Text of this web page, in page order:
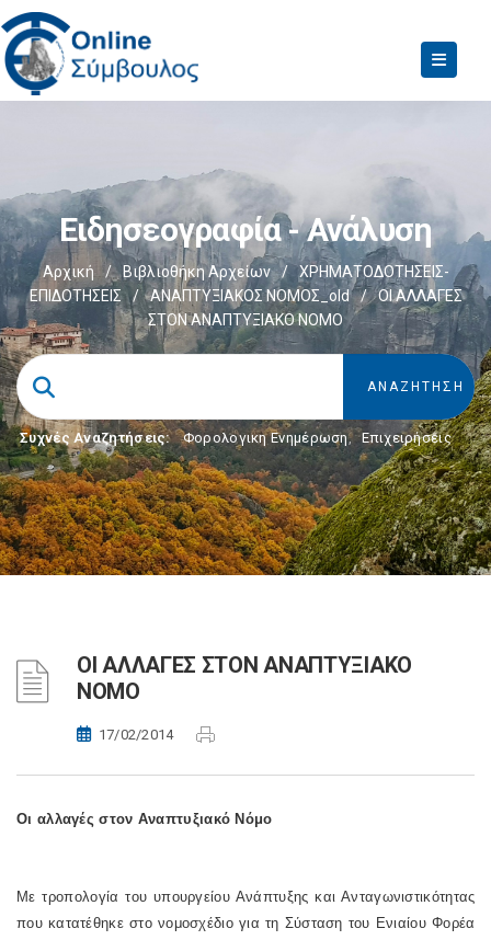
Ειδησεογραφία - Ανάλυση
Αρχική / Βιβλιοθήκη Αρχείων /
ΧΡΗΜΑΤΟΔΟΤΗΣΕΙΣ-
ΕΠΙΔΟΤΗΣΕΙΣ
/ ΑΝΑΠΤΥΞΙΑΚΟΣ ΝΟΜΟΣ_old /
ΟΙ ΑΛΛΑΓΕΣ
ΣΤΟΝ ΑΝΑΠΤΥΞΙΑΚΟ ΝΟΜΟ
Συχνές Αναζητήσεις: Φορολογικη Ενημέρωση, Επιχειρήσεις
ΟΙ ΑΛΛΑΓΕΣ ΣΤΟΝ ΑΝΑΠΤΥΞΙΑΚΟ
ΝΟΜΟ
17/02/2014
Οι αλλαγές στον Αναπτυξιακό Νόμο
Mε τροπολογία του υπουργείου Ανάπτυξης και Ανταγωνιστικότητας
που κατατέθηκε στο νομοσχέδιο για τη Σύσταση του Ενιαίου Φορέα